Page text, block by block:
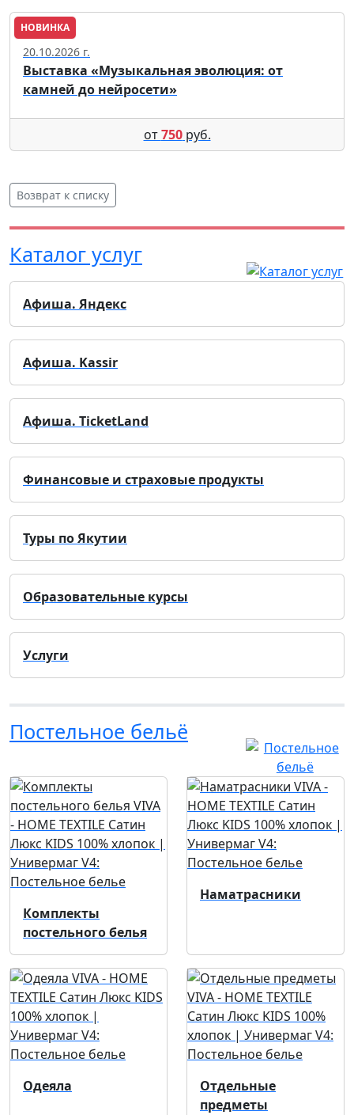
НОВИНКА
Москва
20.10.2026 г.
Выставка «Музыкальная эволюция: от
камней до нейросети»
от750руб.
Возврат к списку
Каталог услуг
Афиша. Яндекс
Афиша. Kassir
Афиша. TicketLand
Финансовые и страховые продукты
Туры по Якутии
Образовательные курсы
Услуги
Постельное бельё
Комплекты
постельного белья
Наматрасники
Одеяла
Отдельные
предметы